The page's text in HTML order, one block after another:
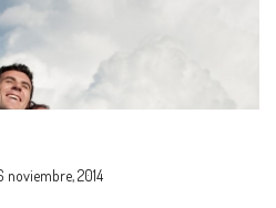
noviembre, 2014